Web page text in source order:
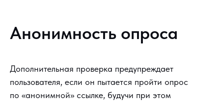
Анонимность опроса
Дополнительная проверка предупреждает
пользователя, если он пытается пройти опрос
по «анонимной» ссылке, будучи при этом